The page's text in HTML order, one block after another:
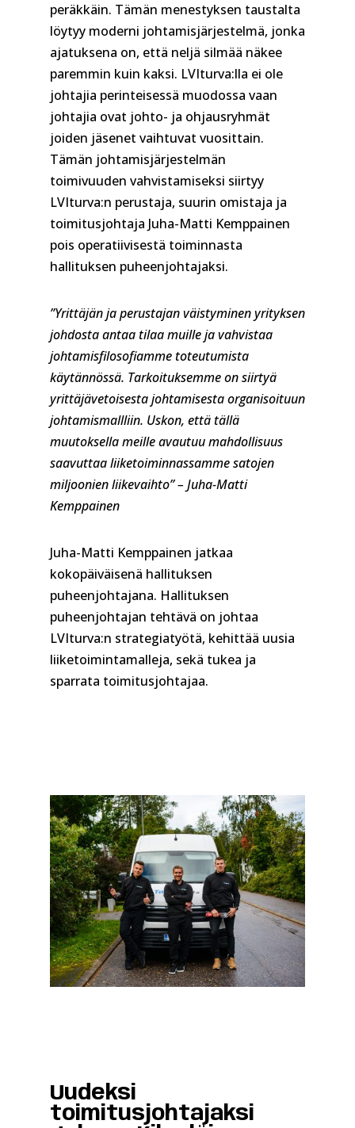
peräkkäin. Tämän menestyksen taustalta
löytyy moderni johtamisjärjestelmä, jonka
ajatuksena on, että neljä silmää näkee
paremmin kuin kaksi. LVIturva:lla ei ole
johtajia perinteisessä muodossa vaan
johtajia ovat johto- ja ohjausryhmät
joiden jäsenet vaihtuvat vuosittain.
Tämän johtamisjärjestelmän
toimivuuden vahvistamiseksi siirtyy
LVIturva:n perustaja, suurin omistaja ja
toimitusjohtaja Juha-Matti Kemppainen
pois operatiivisestä toiminnasta
hallituksen puheenjohtajaksi.
”Yrittäjän ja perustajan väistyminen yrityksen
johdosta antaa tilaa muille ja vahvistaa
johtamisfilosofiamme toteutumista
käytännössä. Tarkoituksemme on siirtyä
yrittäjävetoisesta johtamisesta organisoituun
johtamismallliin. Uskon, että tällä
muutoksella meille avautuu mahdollisuus
saavuttaa liiketoiminnassamme satojen
miljoonien liikevaihto” – Juha-Matti
Kemppainen
Juha-Matti Kemppainen jatkaa
kokopäiväisenä hallituksen
puheenjohtajana. Hallituksen
puheenjohtajan tehtävä on johtaa
LVIturva:n strategiatyötä, kehittää uusia
liiketoimintamalleja, sekä tukea ja
sparrata toimitusjohtajaa.
Uudeksi
toimitusjohtajaksi